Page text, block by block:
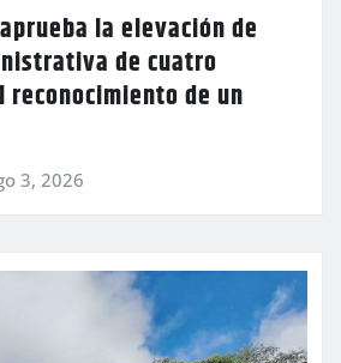
la elevación de
de cuatro
de un
3, 2026